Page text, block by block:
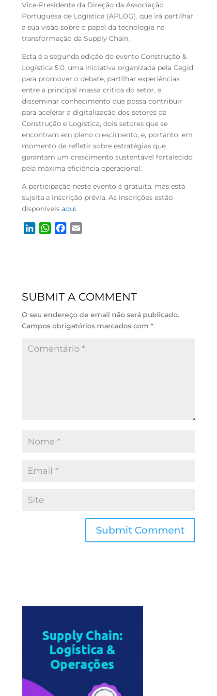
Vice-Presidente da Direção da Associação
Portuguesa de Logística (APLOG), que irá partilhar
a sua visão sobre o papel da tecnologia na
transformação da Supply Chain.
Esta é a segunda edição do evento Construção &
Logística 5.0, uma iniciativa organizada pela Cegid
para promover o debate, partilhar experiências
entre a principal massa critica do setor, e
disseminar conhecimento que possa contribuir
para acelerar a digitalização dos setores da
Construção e Logística, dois setores que se
encontram em pleno crescimento, e, portanto, em
momento de refletir sobre estratégias que
garantam um crescimento sustentável fortalecido
pela máxima eficiência operacional.
A participação neste evento é gratuita, mas está
sujeita a inscrição prévia. As inscrições estão
disponíveis aqui.
I
W
p
o
SUBMIT A COMMENT
O seu endereço de email não será publicado.
Campos obrigatórios marcados com *